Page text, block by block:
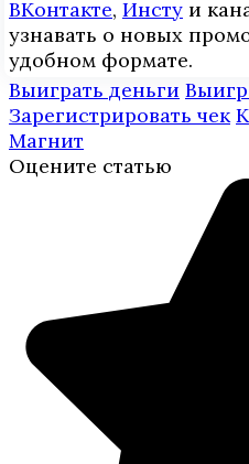
ВКонтакте, Инcтy и
узнавать о новых
удобном формате.
Выиграть деньги
Зарегистрировать чек
Магнит
Оцените статью